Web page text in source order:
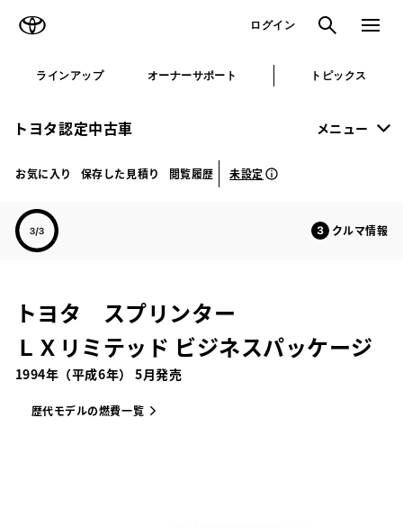
ログイン 検索 メニュ
ラインアップ オーナーサポート トピックス
トヨタ認定中古車 メニュー
お気に入り 保存した見積り 閲覧履歴 未設定
クルマ情報
トヨタ スプリンター
ＬＸリミテッド ビジネスパッケージ
1994年（平成6年） 5月発売
歴代モデルの燃費一覧